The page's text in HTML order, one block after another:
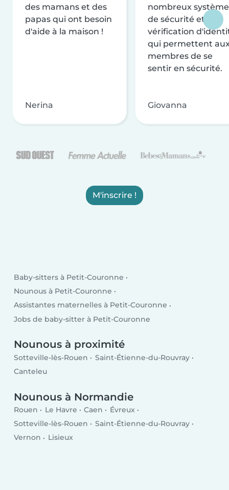
des mamans et des
papas qui ont besoin
d'aide à la maison !
Nerina
nombreux
de sécurité et de
vérification
qui permettent
membres de se
sentir en sécurité.
Giovanna
M'inscrire !
Baby-sitters à Petit-Couronne
Nounous à Petit-Couronne
Assistantes maternelles à Petit-Couronne
Jobs de baby-sitter à Petit-Couronne
Nounous à proximité
Sotteville-lès-Rouen
Saint-Étienne-du-Rouvray
Canteleu
Nounous à Normandie
Rouen Le Havre Caen
Évreux
Sotteville-lès-Rouen
Saint-Étienne-du-Rouvray
Vernon
Lisieux